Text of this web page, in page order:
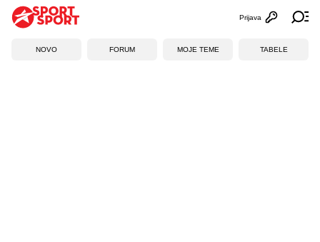
Otvori
Prijava
NOVO FORUM MOJE TEME TABELE